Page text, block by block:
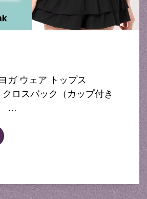
ガ ウェア トップス
ロスバック（カップ付き
…